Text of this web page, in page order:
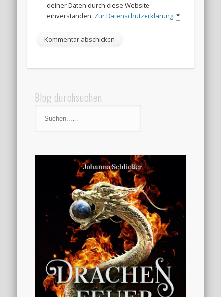
deiner Daten durch diese Website
einverstanden. Zur Datenschutzerklärung. *
Blog durchsuchen